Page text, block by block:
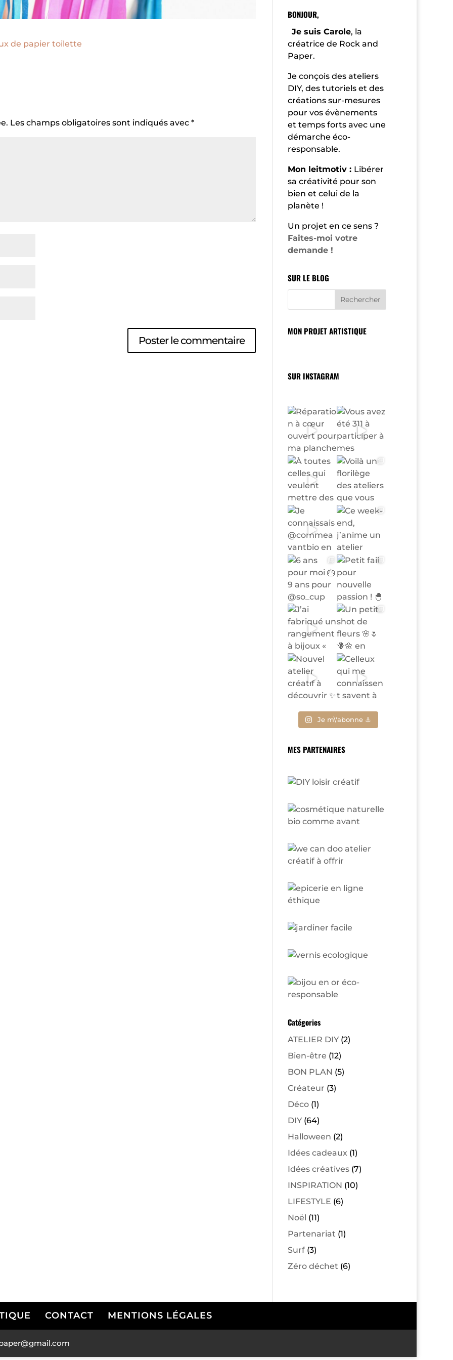
Les champs obligatoires sont indiqués avec *
BONJOUR,
Je suis Carole, la
créatrice de Rock and
Paper.
Je conçois des ateliers
DIY, des tutoriels et des
créations sur-mesures
pour vos évènements
et temps forts avec une
démarche éco-
responsable.
Mon leitmotiv : Libérer
sa créativité pour son
bien et celui de la
planète !
Un projet en ce sens ?
Faites-moi votre
demande !
SUR LE BLOG
MON PROJET ARTISTIQUE
SUR INSTAGRAM
Je m\'abonne ⚓
MES PARTENAIRES
Catégories
ATELIER DIY(2)
Bien-être (12)
BON PLAN (5)
Créateur (3)
Déco(1)
DIY(64)
Halloween (2)
Idées cadeaux (1)
Idées créatives(7)
INSPIRATION (10)
LIFESTYLE (6)
Noël (11)
Partenariat (1)
Surf(3)
Zéro déchet (6)
CONTACT MENTIONS LÉGALES